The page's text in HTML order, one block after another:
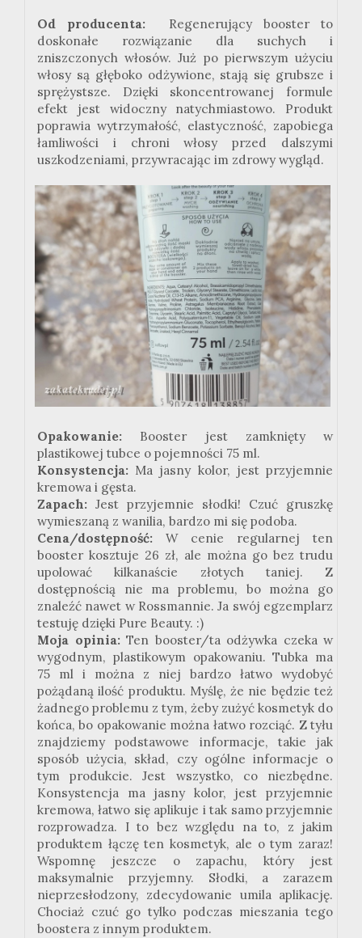
Od producenta: Regenerujący booster to
doskonałe rozwiązanie dla suchych i
zniszczonych włosów. Już po pierwszym użyciu
włosy są głęboko odżywione, stają się grubsze i
sprężystsze. Dzięki skoncentrowanej formule
efekt jest widoczny natychmiastowo. Produkt
poprawia wytrzymałość, elastyczność, zapobiega
łamliwości i chroni włosy przed dalszymi
uszkodzeniami, przywracając im zdrowy wygląd.
Opakowanie: Booster jest zamknięty w
plastikowej tubce o pojemności 75 ml.
Konsystencja: Ma jasny kolor, jest przyjemnie
kremowa i gęsta.
Zapach: Jest przyjemnie słodki! Czuć gruszkę
wymieszaną z wanilia, bardzo mi się podoba.
Cena/dostępność: W cenie regularnej ten
booster kosztuje 26 zł, ale można go bez trudu
upolować kilkanaście złotych taniej. Z
dostępnością nie ma problemu, bo można go
znaleźć nawet w Rossmannie. Ja swój egzemplarz
testuję dzięki Pure Beauty. :)
Moja opinia: Ten booster/ta odżywka czeka w
wygodnym, plastikowym opakowaniu. Tubka ma
75 ml i można z niej bardzo łatwo wydobyć
pożądaną ilość produktu. Myślę, że nie będzie też
żadnego problemu z tym, żeby zużyć kosmetyk do
końca, bo opakowanie można łatwo rozciąć. Z tyłu
znajdziemy podstawowe informacje, takie jak
sposób użycia, skład, czy ogólne informacje o
tym produkcie. Jest wszystko, co niezbędne.
Konsystencja ma jasny kolor, jest przyjemnie
kremowa, łatwo się aplikuje i tak samo przyjemnie
rozprowadza. I to bez względu na to, z jakim
produktem łączę ten kosmetyk, ale o tym zaraz!
Wspomnę jeszcze o zapachu, który jest
maksymalnie przyjemny. Słodki, a zarazem
nieprzesłodzony, zdecydowanie umila aplikację.
Chociaż czuć go tylko podczas mieszania tego
boostera z innym produktem.